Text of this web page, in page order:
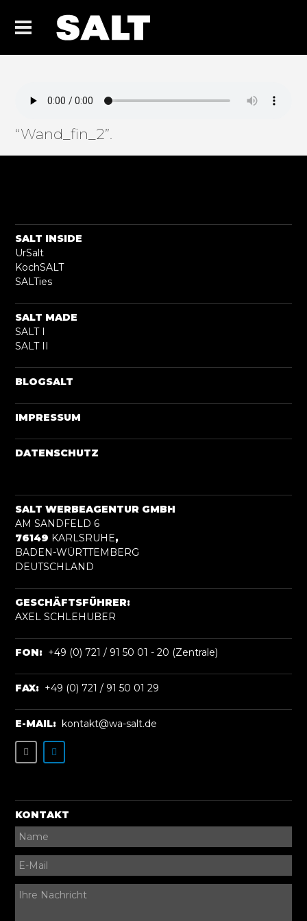
“Wand_fin_2”.
SALT INSIDE
UrSalt
KochSALT
SALTies
SALT MADE
SALT I
SALT II
BLOGSALT
IMPRESSUM
DATENSCHUTZ
SALT WERBEAGENTUR GMBH
AM SANDFELD 6
76149 KARLSRUHE,
BADEN-WÜRTTEMBERG
DEUTSCHLAND
GESCHÄFTSFÜHRER:
AXEL SCHLEHUBER
FON: +49 (0) 721 / 91 50 01 - 20 (Zentrale)
FAX: +49 (0) 721 / 91 50 01 29
E-MAIL: kontakt@wa-salt.de
KONTAKT